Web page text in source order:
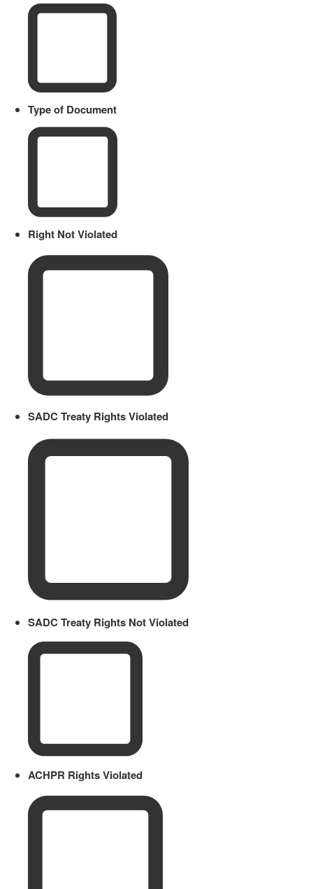
Type of Document
Right Not Violated
SADC Treaty Rights Violated
SADC Treaty Rights Not Violated
ACHPR Rights Violated